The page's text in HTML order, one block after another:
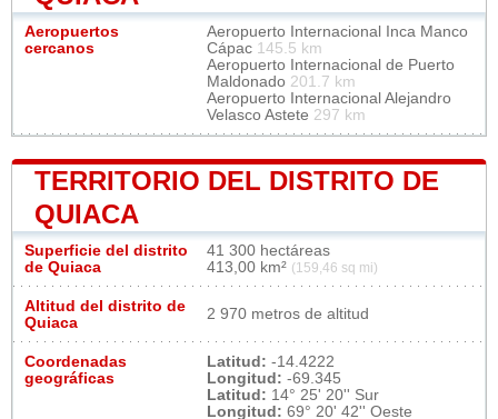
Aeropuertos
cercanos
Aeropuerto Internacional Inca Manco
Cápac 145.5 km
Aeropuerto Internacional de Puerto
Maldonado 201.7 km
Aeropuerto Internacional Alejandro
Velasco Astete 297 km
TERRITORIO DEL DISTRITO DE
QUIACA
Superficie del distrito
de Quiaca
41 300 hectáreas
413,00 km² (159,46 sq mi)
Altitud del distrito de
Quiaca
2 970 metros de altitud
Coordenadas
geográficas
Latitud: -14.4222
Longitud: -69.345
Latitud: 14° 25' 20'' Sur
Longitud: 69° 20' 42'' Oeste